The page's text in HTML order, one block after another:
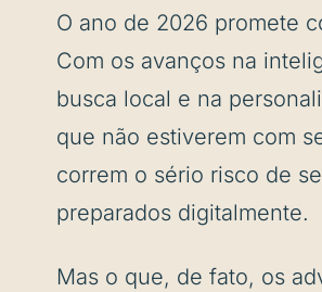
O ano de 2026 promete
Com os avanços na
busca local e na
que não estiverem com
correm o sério risco de
preparados digitalmente.
Mas o que, de fato, os